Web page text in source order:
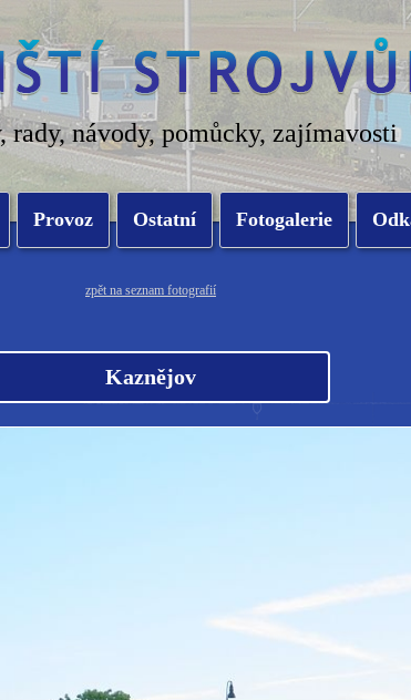
rady, návody, pomůcky, zajímavosti
Provoz Ostatní Fotogalerie
zpět na seznam fotografií
Kaznějov